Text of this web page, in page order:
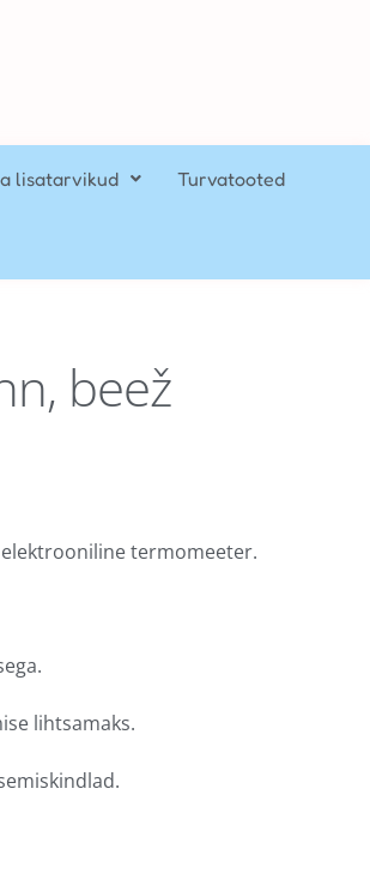
lisatarvikud Turvatooted
beež
termomeeter.
lihtsamaks.